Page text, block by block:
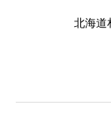
北海道